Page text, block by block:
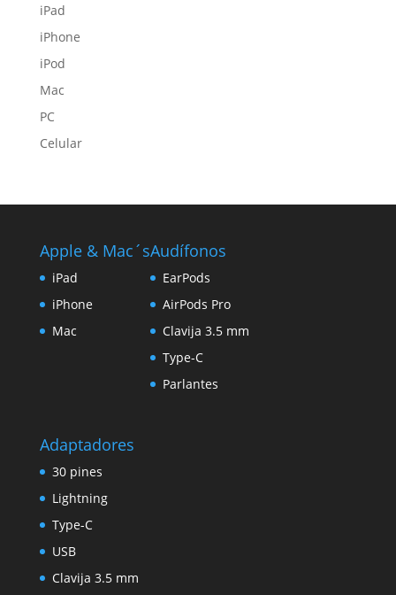
iPad
iPhone
iPod
Mac
PC
Celular
Apple & Mac´s
iPad
iPhone
Mac
Audífonos
EarPods
AirPods Pro
Clavija 3.5 mm
Type-C
Parlantes
Adaptadores
30 pines
Lightning
Type-C
USB
Clavija 3.5 mm